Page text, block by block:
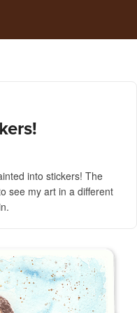
into stickers! The
see my art in a different